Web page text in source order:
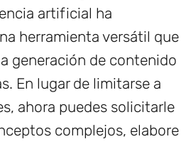
artificial ha
herramienta versátil que
generación de contenido
En lugar de limitarse a
ahora puedes solicitarle
complejos, elabore